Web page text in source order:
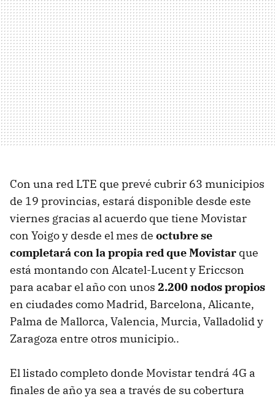
Con una red LTE que prevé cubrir 63 municipios
de 19 provincias, estará disponible desde este
viernes gracias al acuerdo que tiene Movistar
con Yoigo y desde el mes de octubre se
completará con la propia red que Movistar que
está montando con Alcatel-Lucent y Ericcson
para acabar el año con unos 2.200 nodos propios
en ciudades como Madrid, Barcelona, Alicante,
Palma de Mallorca, Valencia, Murcia, Valladolid y
Zaragoza entre otros municipio..
El listado completo donde Movistar tendrá 4G a
finales de año ya sea a través de su cobertura